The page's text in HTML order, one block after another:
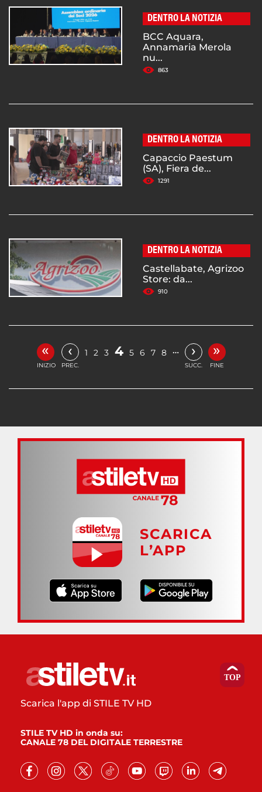
DENTRO LA NOTIZIA
BCC Aquara,
Annamaria Merola
nu...
863
DENTRO LA NOTIZIA
Capaccio Paestum
(SA), Fiera de...
1291
DENTRO LA NOTIZIA
Castellabate, Agrizoo
Store: da...
910
«
INIZIO
‹
PREC.
1 2 3 4 5 6 7 8 … ›
SUCC.
»
FINE
SCARICA
L’APP
Scarica l'app di STILE TV HD
STILE TV HD in onda su:
CANALE 78 DEL DIGITALE TERRESTRE